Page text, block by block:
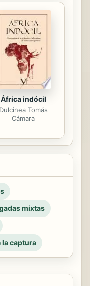
África indócil
Dulcinea Tomás
Cámara
mixtas
la captura